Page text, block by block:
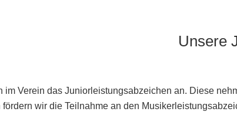
Unsere
im Verein das Juniorleistungsabzeichen an. Diese
fördern wir die Teilnahme an den